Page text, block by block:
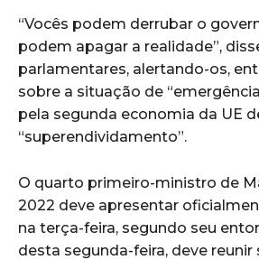
“Vocês podem derrubar o
podem apagar a realidade”,
parlamentares, alertando-os,
sobre a situação de
pela segunda economia da UE
“superendividamento”.
O quarto primeiro-ministro de
2022 deve apresentar
na terça-feira, segundo seu
desta segunda-feira, deve reunir